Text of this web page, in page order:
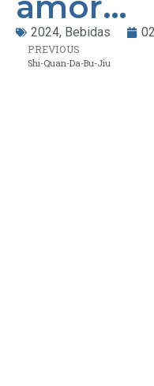
2024, Bebidas
PREVIOUS
Shi-Quan-Da-Bu-Jiu